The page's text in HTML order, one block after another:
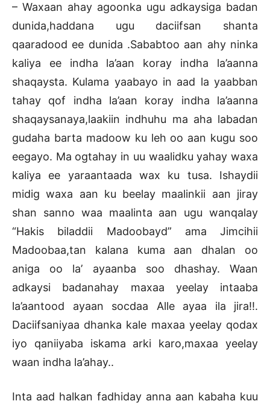
– Waxaan ahay agoonka ugu adkaysiga badan
dunida,haddana ugu daciifsan shanta
qaaradood ee dunida .Sababtoo aan ahy ninka
kaliya ee indha la’aan koray indha la’aanna
shaqaysta. Kulama yaabayo in aad la yaabban
tahay qof indha la’aan koray indha la’aanna
shaqaysanaya,laakiin indhuhu ma aha labadan
gudaha barta madoow ku leh oo aan kugu soo
eegayo. Ma ogtahay in uu waalidku yahay waxa
kaliya ee yaraantaada wax ku tusa. Ishaydii
midig waxa aan ku beelay maalinkii aan jiray
shan sanno waa maalinta aan ugu wanqalay
“Hakis biladdii Madoobayd” ama Jimcihii
Madoobaa,tan kalana kuma aan dhalan oo
aniga oo la’ ayaanba soo dhashay. Waan
adkaysi badanahay maxaa yeelay intaaba
la’aantood ayaan socdaa Alle ayaa ila jira!!.
Daciifsaniyaa dhanka kale maxaa yeelay qodax
iyo qaniiyaba iskama arki karo,maxaa yeelay
waan indha la’ahay..
Inta aad halkan fadhiday anna aan kabaha kuu